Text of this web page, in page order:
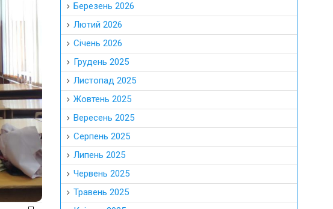
Березень 2026
Лютий 2026
Січень 2026
Грудень 2025
Листопад 2025
Жовтень 2025
Вересень 2025
Серпень 2025
Липень 2025
Червень 2025
Травень 2025